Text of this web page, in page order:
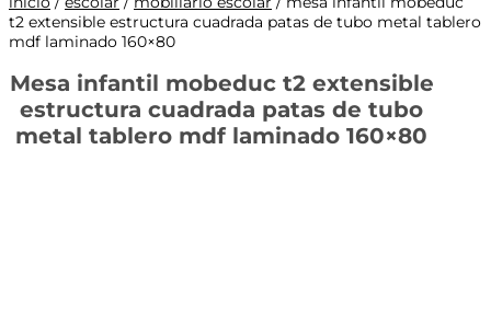
t2 extensible estructura cuadrada patas de tubo metal tablero
mdf laminado 160×80
Mesa infantil mobeduc t2 extensible
estructura cuadrada patas de tubo
metal tablero mdf laminado 160×80